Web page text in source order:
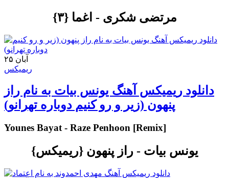
مرتضی شکری - اغما {۳}
۲۵ آبان
ریمیکس
دانلود ریمیکس آهنگ یونس بیات به نام راز
پنهون (زیر و رو کنیم دوباره تهرانو)
Younes Bayat - Raze Penhoon [Remix]
یونس بیات - راز پنهون {ریمیکس}